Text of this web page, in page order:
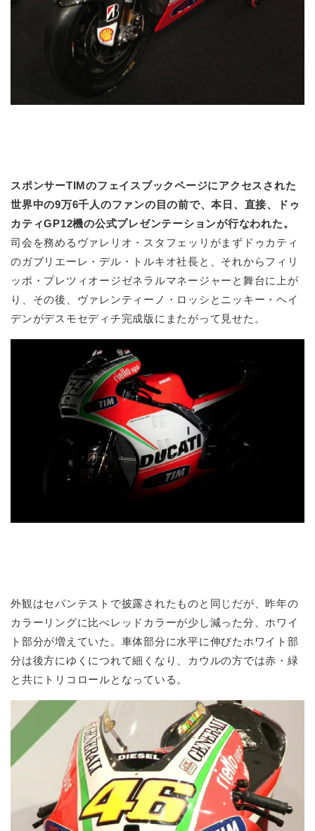
スポンサーTIMのフェイスブックページにアクセスされた
世界中の9万6千人のファンの目の前で、本日、直接、ドゥ
カティGP12機の公式プレゼンテーションが行なわれた。
司会を務めるヴァレリオ・スタフェッリがまずドゥカティ
のガブリエーレ・デル・トルキオ社長と、それからフィリ
ッポ・プレツィオージゼネラルマネージャーと舞台に上が
り、その後、ヴァレンティーノ・ロッシとニッキー・ヘイ
デンがデスモセディチ完成版にまたがって見せた。
外観はセパンテストで披露されたものと同じだが、昨年の
カラーリングに比べレッドカラーが少し減った分、ホワイ
ト部分が増えていた。車体部分に水平に伸びたホワイト部
分は後方にゆくにつれて細くなり、カウルの方では赤・緑
と共にトリコロールとなっている。